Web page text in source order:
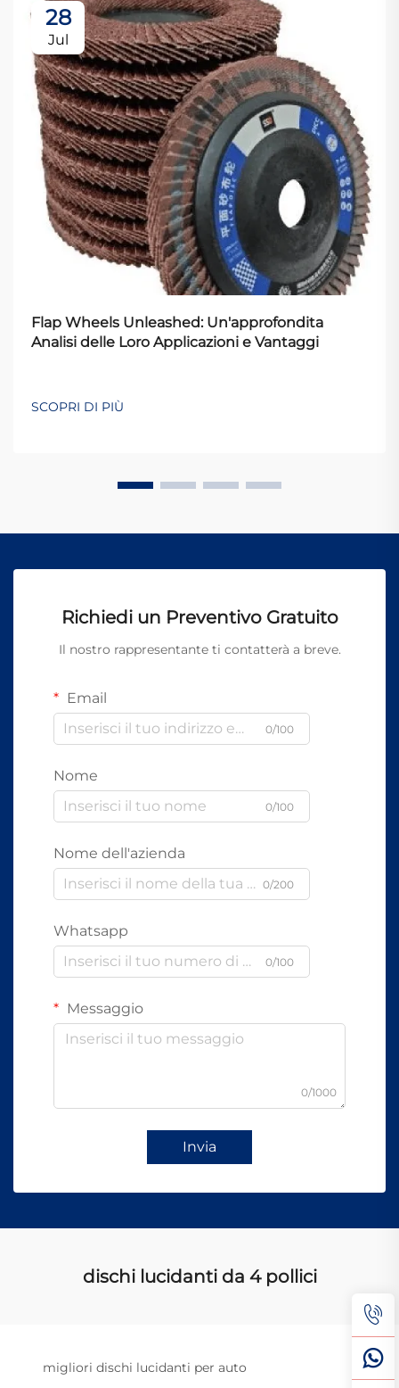
28
Jul
Flap Wheels Unleashed: Un'approfondita
Analisi delle Loro Applicazioni e Vantaggi
SCOPRI DI PIÙ
Richiedi un Preventivo Gratuito
Il nostro rappresentante ti contatterà a breve.
Email
0/100
Nome
0/100
Nome dell'azienda
0/200
Whatsapp
0/100
Messaggio
0/1000
Invia
dischi lucidanti da 4 pollici
migliori dischi lucidanti per auto